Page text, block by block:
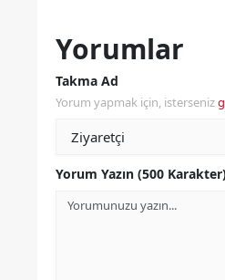
Yorumlar
Takma Ad
Yorum yapmak için, isterseniz
Yorum Yazın (500